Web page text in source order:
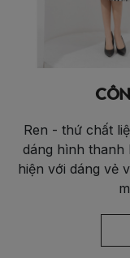
Ren - thứ chất
dáng hình thanh
hiện với dáng vẻ